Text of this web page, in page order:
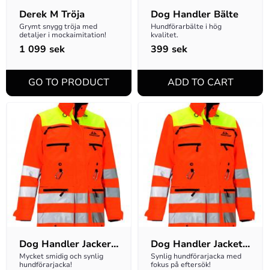
Derek M Tröja
Grymt snygg tröja med
detaljer i mockaimitation!
1 099 sek
Dog Handler Bälte
Hundförarbälte i hög
kvalitet.
399 sek
Dog Handler Jacker
Nicco W
Mycket smidig och synlig
hundförarjacka!
Dog Handler Jacket
Nicco M
Synlig hundförarjacka med
fokus på eftersök!